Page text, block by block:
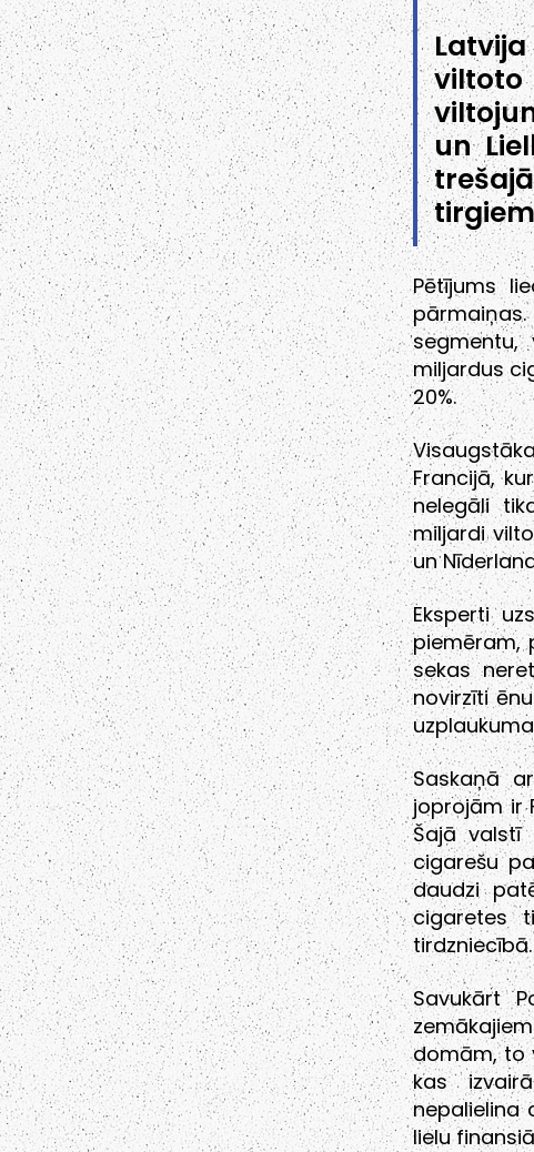
un
Pētījums
miljardus
20%.
Francijā,
nelegāli
miljardi
un
Eksperti
piemēram,
sekas
novirzīti
Saskaņā
joprojām ir
Šajā valstī
cigarešu
daudzi
cigaretes
tirdzniecībā.
Savukārt
domām, to
kas
nepalielina
lielu